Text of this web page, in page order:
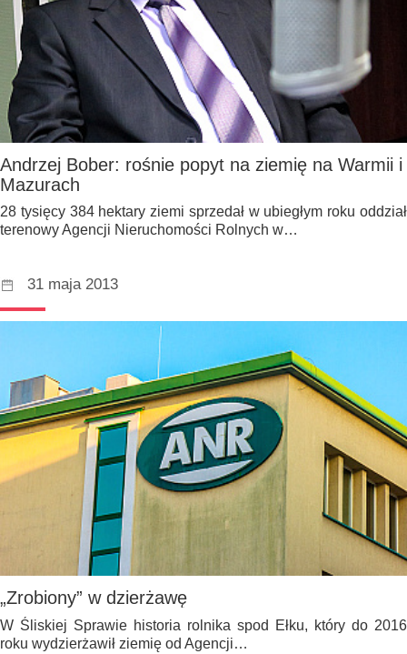
Andrzej Bober: rośnie popyt na ziemię na Warmii i
Mazurach
28 tysięcy 384 hektary ziemi sprzedał w ubiegłym roku oddział
terenowy Agencji Nieruchomości Rolnych w…
31 maja 2013
„Zrobiony” w dzierżawę
W Śliskiej Sprawie historia rolnika spod Ełku, który do 2016
roku wydzierżawił ziemię od Agencji…